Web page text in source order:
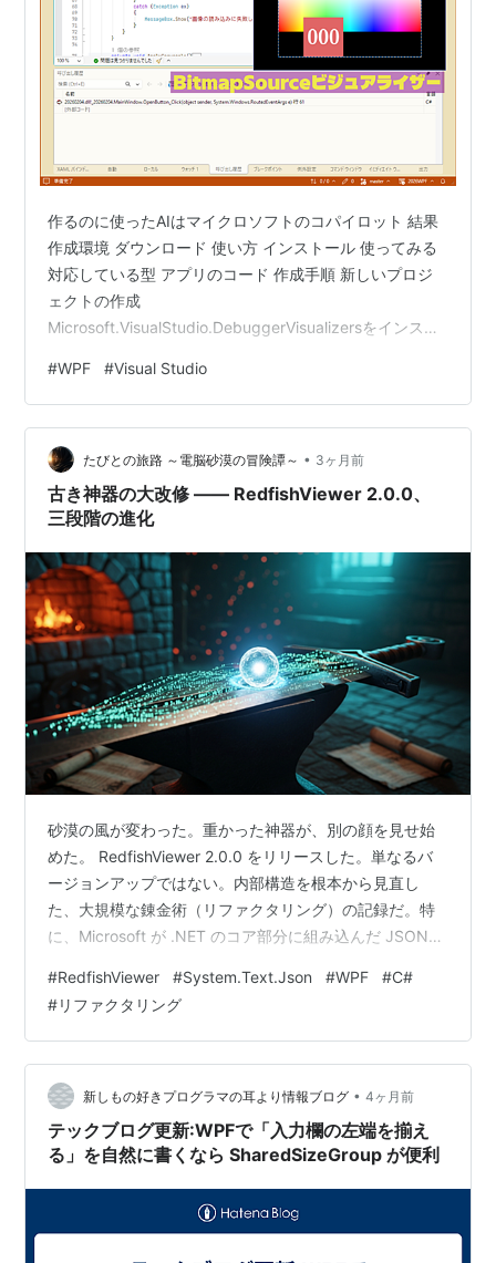
作るのに使ったAIはマイクロソフトのコパイロット 結果
作成環境 ダウンロード 使い方 インストール 使ってみる
対応している型 アプリのコード 作成手順 新しいプロジ
ェクトの作成
Microsoft.VisualStudio.DebuggerVisualizersをインスト
BitmapSourceDebuggerVisualizerの警告表示 関連記事
AIとのやり取り全部 以下の環境で動くWPFの
BitmapSource用のビジュアライザーを作って 全体像 1.
プロジェクトファイル（.csproj） 2. WPF ウィンドウ
（XAML） 3. WP…
#WPF #Visual Studio
たびとの旅路 ～電脳砂漠の冒険譚～ • 3ヶ月前
古き神器の大改修 ―― RedfishViewer 2.0.0、
三段階の進化
砂漠の風が変わった。重かった神器が、別の顔を見せ始
めた。 RedfishViewer 2.0.0 をリリースした。単なるバ
ージョンアップではない。内部構造を根本から見直し
た、大規模な錬金術（リファクタリング）の記録だ。特
に、Microsoft が .NET のコア部分に組み込んだ JSON
果をもたらした。そして今回の旅では、二人の AI 相棒が
開発を劇的に加速させてくれた。
#RedfishViewer #System.Text.Json #WPF #C#
#リファクタリング
新しもの好きプログラマの耳より情報ブログ • 4ヶ月前
テックブログ更新:WPFで「入力欄の左端を揃え
る」を自然に書くなら SharedSizeGroup が便利